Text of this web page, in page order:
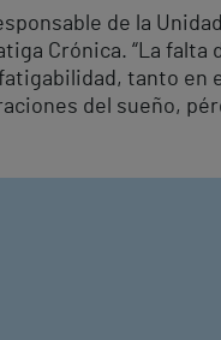
de la
Crónica. “La
tanto en
del sueño,